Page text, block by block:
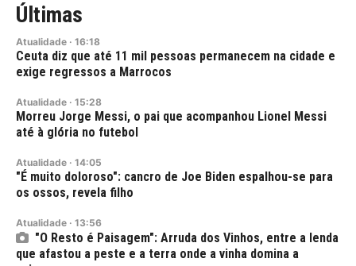
Últimas
Atualidade · 16:18
Ceuta diz que até 11 mil pessoas permanecem na cidade e
exige regressos a Marrocos
Atualidade · 15:28
Morreu Jorge Messi, o pai que acompanhou Lionel Messi
até à glória no futebol
Atualidade · 14:05
"É muito doloroso": cancro de Joe Biden espalhou-se para
os ossos, revela filho
Atualidade · 13:56
"O Resto é Paisagem": Arruda dos Vinhos, entre a lenda
que afastou a peste e a terra onde a vinha domina a